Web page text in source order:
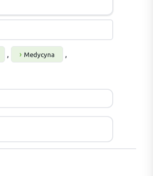
, Medycyna ,